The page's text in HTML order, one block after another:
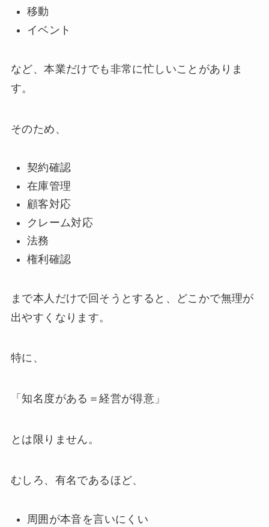
移動
イベント
など、本業だけでも非常に忙しいことがありま
す。
そのため、
契約確認
在庫管理
顧客対応
クレーム対応
法務
権利確認
まで本人だけで回そうとすると、どこかで無理が
出やすくなります。
特に、
「知名度がある＝経営が得意」
とは限りません。
むしろ、有名であるほど、
周囲が本音を言いにくい